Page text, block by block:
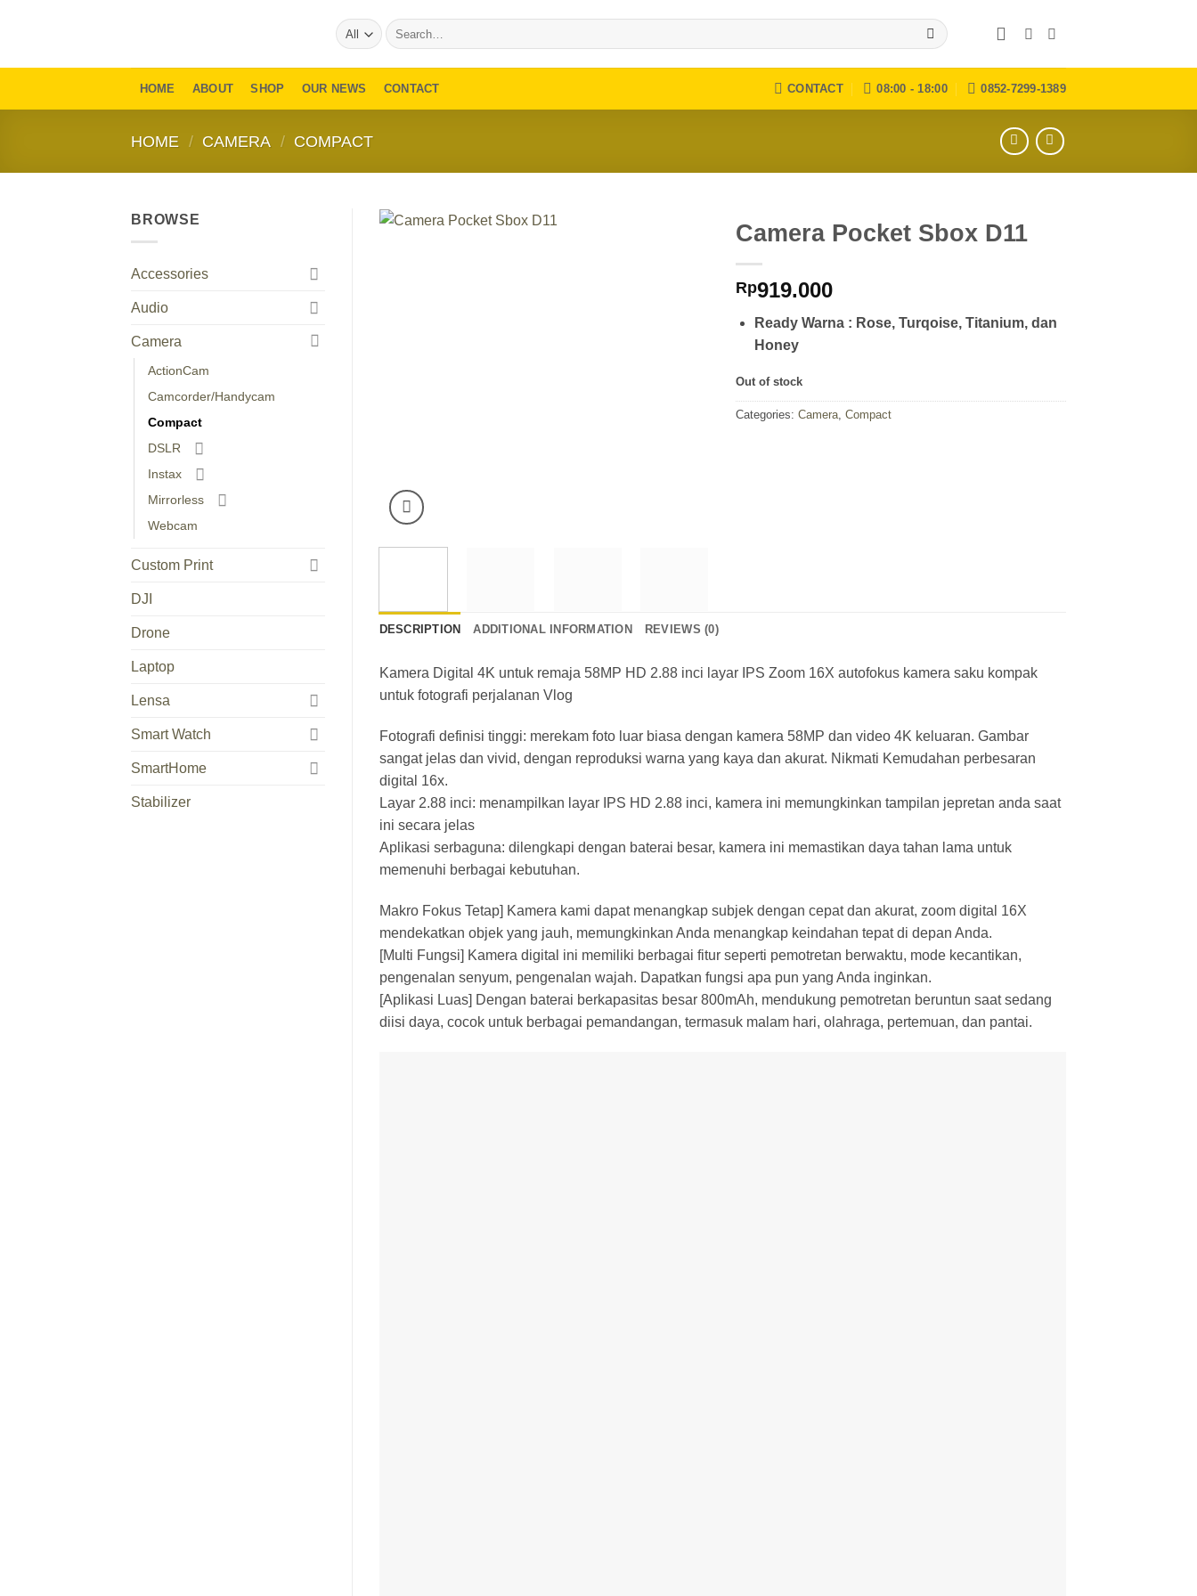
Search
for:
HOME ABOUT SHOP OUR NEWS CONTACT CONTACT 08:00 - 18:00 0852-7299-1389
HOME / CAMERA / COMPACT
BROWSE
Accessories
Audio
Camera
ActionCam
Camcorder/Handycam
Compact
DSLR
Instax
Mirrorless
Webcam
Custom Print
DJI
Drone
Laptop
Lensa
Smart Watch
SmartHome
Stabilizer
Camera Pocket Sbox D11
Rp919.000
Ready Warna : Rose, Turqoise, Titanium, dan
Honey
Out of stock
Categories:Camera ,Compact
DESCRIPTION ADDITIONAL INFORMATION REVIEWS (0)
Kamera Digital 4K untuk remaja 58MP HD 2.88 inci layar IPS Zoom 16X autofokus kamera saku kompak
untuk fotografi perjalanan Vlog
Fotografi definisi tinggi: merekam foto luar biasa dengan kamera 58MP dan video 4K keluaran. Gambar
sangat jelas dan vivid, dengan reproduksi warna yang kaya dan akurat. Nikmati Kemudahan perbesaran
digital 16x.
Layar 2.88 inci: menampilkan layar IPS HD 2.88 inci, kamera ini memungkinkan tampilan jepretan anda saat
ini secara jelas
Aplikasi serbaguna: dilengkapi dengan baterai besar, kamera ini memastikan daya tahan lama untuk
memenuhi berbagai kebutuhan.
Makro Fokus Tetap] Kamera kami dapat menangkap subjek dengan cepat dan akurat, zoom digital 16X
mendekatkan objek yang jauh, memungkinkan Anda menangkap keindahan tepat di depan Anda.
[Multi Fungsi] Kamera digital ini memiliki berbagai fitur seperti pemotretan berwaktu, mode kecantikan,
pengenalan senyum, pengenalan wajah. Dapatkan fungsi apa pun yang Anda inginkan.
[Aplikasi Luas] Dengan baterai berkapasitas besar 800mAh, mendukung pemotretan beruntun saat sedang
diisi daya, cocok untuk berbagai pemandangan, termasuk malam hari, olahraga, pertemuan, dan pantai.